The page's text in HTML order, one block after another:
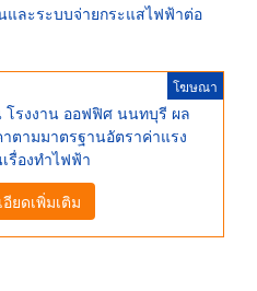
และระบบจ่ายกระแสไฟฟ้าต่อ
โฆษณา
โรงงาน ออฟฟิศ นนทบุรี ผล
ตามมาตรฐานอัตราค่าแรง
รื่องทำไฟฟ้า
ยดเพิ่มเติม